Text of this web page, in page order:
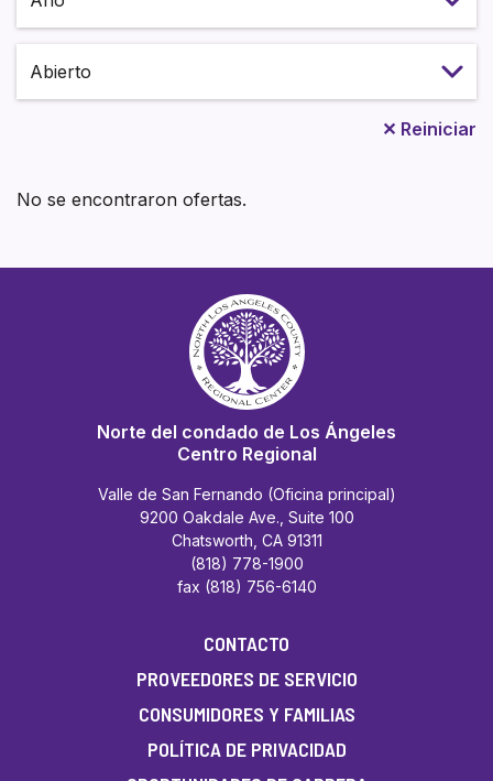
✕ Reiniciar
No se encontraron ofertas.
Norte del condado de Los Ángeles
Centro Regional
Valle de San Fernando (Oficina principal)
9200 Oakdale Ave., Suite 100
Chatsworth, CA 91311
(818) 778-1900
fax (818) 756-6140
CONTACTO
PROVEEDORES DE SERVICIO
CONSUMIDORES Y FAMILIAS
POLÍTICA DE PRIVACIDAD